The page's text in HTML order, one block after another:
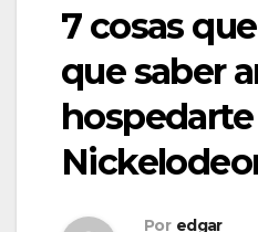
7 cosas
que saber
Por edgar